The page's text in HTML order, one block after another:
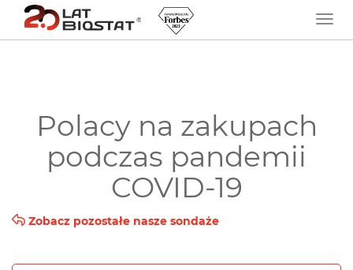
Polacy na zakupach
podczas pandemii
COVID-19
Zobacz pozostałe nasze sondaże